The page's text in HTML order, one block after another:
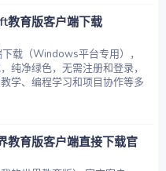
教育版客户端下载
载（Windows平台专用），
纯净绿色，无需注册和登录，
学、编程学习和项目协作等多
教育版客户端直接下载官